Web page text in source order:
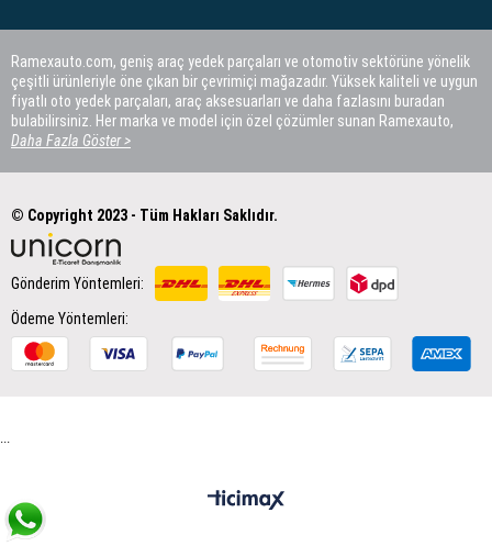
Ramexauto.com, geniş araç yedek parçaları ve otomotiv sektörüne yönelik
çeşitli ürünleriyle öne çıkan bir çevrimiçi mağazadır. Yüksek kaliteli ve uygun
fiyatlı oto yedek parçaları, araç aksesuarları ve daha fazlasını buradan
bulabilirsiniz. Her marka ve model için özel çözümler sunan Ramexauto,
müşteri memnuniyetini ön planda tutar.
Daha Fazla Göster >
© Copyright 2023 - Tüm Hakları Saklıdır.
Gönderim Yöntemleri:
Ödeme Yöntemleri:
...